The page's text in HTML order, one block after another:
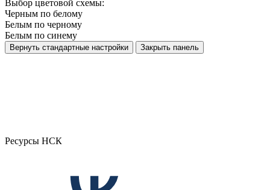
Выбор цветовой схемы:
Черным по белому
Белым по черному
Белым по синему
Вернуть стандартные настройки Закрыть панель
Ресурсы НСК